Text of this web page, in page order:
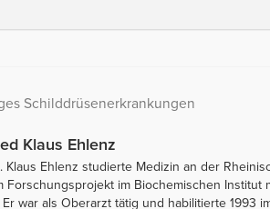
Schilddrüsenerkrankungen
Klaus Ehlenz
Klaus Ehlenz studierte Medizin an der
Forschungsprojekt im Biochemischen Institut
war als Oberarzt tätig und habilitierte 1993